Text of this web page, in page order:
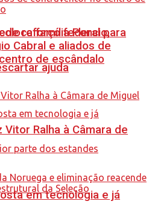
reforço federal para
ajuda
em tecnologia e já
família Poncio,
Cabral e aliados de
de escândalo
Ralha à Câmara de